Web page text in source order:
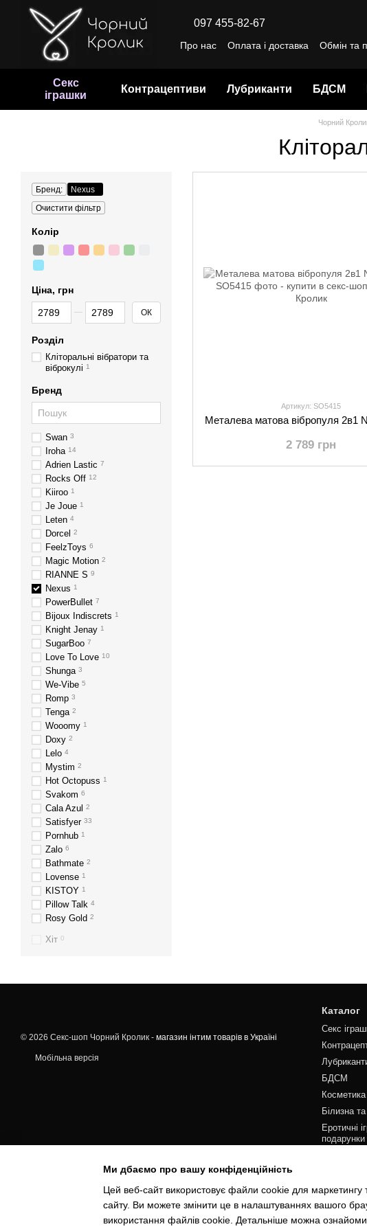
Перейти до основного контенту
097 455-82-67
Про нас Оплата і доставка Обмін та
Секс
іграшки
Контрацептиви Лубриканти БДСМ
Чорний
Артикул: SO5415
Металева матова вібропуля 2в1
2 789 грн
Бренд:
Nexus
Очистити фільтр
Колір
Ціна, грн
Від Ціна, грн
До Ціна, грн ОК
Розділ
Кліторальні вібратори та
віброкулі 1
Бренд
Swan 3
Iroha 14
Adrien Lastic 7
Rocks Off 12
Kiiroo 1
Je Joue 1
Leten 4
Dorcel 2
FeelzToys 6
Magic Motion 2
RIANNE S 9
Nexus 1
PowerBullet 7
Bijoux Indiscrets 1
Knight Jenay 1
SugarBoo 7
Love To Love 10
Shunga 3
We-Vibe 5
Romp 3
Tenga 2
Wooomy 1
Doxy 2
Lelo 4
Mystim 2
Hot Octopuss 1
Svakom 6
Cala Azul 2
Satisfyer 33
Pornhub 1
Zalo 6
Bathmate 2
Lovense 1
KISTOY 1
Pillow Talk 4
Rosy Gold 2
Хіт 0
© 2026 Секс-шоп Чорний Кролик - магазин інтим товарів в Україні
Мобільна версія
Каталог
Секс
БДСМ
Косметика
Білизна
Еротичні
подарунки
Ми дбаємо про вашу конфіденційність
Цей веб-сайт використовує файли cookie для маркетингу
сайту. Ви можете змінити це в налаштуваннях вашого
використання файлів cookie. Детальніше можна